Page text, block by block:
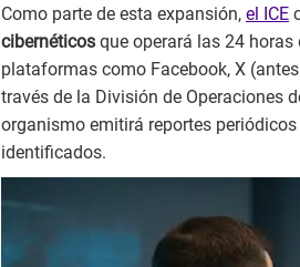
Como parte de esta expansión, el ICE
cibernéticos que operará las 24
plataformas como Facebook, X
través de la División de Operaciones
organismo emitirá reportes
identificados.